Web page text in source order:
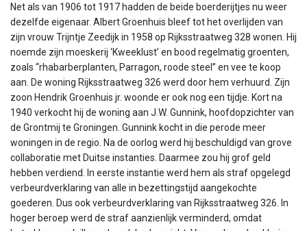
Net als van 1906 tot 1917 hadden de beide boerderijtjes nu weer
dezelfde eigenaar. Albert Groenhuis bleef tot het overlijden van
zijn vrouw Trijntje Zeedijk in 1958 op Rijksstraatweg 328 wonen. Hij
noemde zijn moeskerij ‘Kweeklust’ en bood regelmatig groenten,
zoals “rhabarberplanten, Parragon, roode steel” en vee te koop
aan. De woning Rijksstraatweg 326 werd door hem verhuurd. Zijn
zoon Hendrik Groenhuis jr. woonde er ook nog een tijdje. Kort na
1940 verkocht hij de woning aan J.W. Gunnink, hoofdopzichter van
de Grontmij te Groningen. Gunnink kocht in die perode meer
woningen in de regio. Na de oorlog werd hij beschuldigd van grove
collaboratie met Duitse instanties. Daarmee zou hij grof geld
hebben verdiend. In eerste instantie werd hem als straf opgelegd
verbeurdverklaring van alle in bezettingstijd aangekochte
goederen. Dus ook verbeurdverklaring van Rijksstraatweg 326. In
hoger beroep werd de straf aanzienlijk verminderd, omdat